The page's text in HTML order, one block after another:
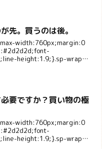
先。買うのは後。
width:760px;margin:0
height:1.9;}.sp-wrap
要ですか？買い物の極
width:760px;margin:0
height:1.9;}.sp-wrap